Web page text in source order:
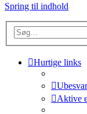
Spring til indhold
Hurtige links
Aktive